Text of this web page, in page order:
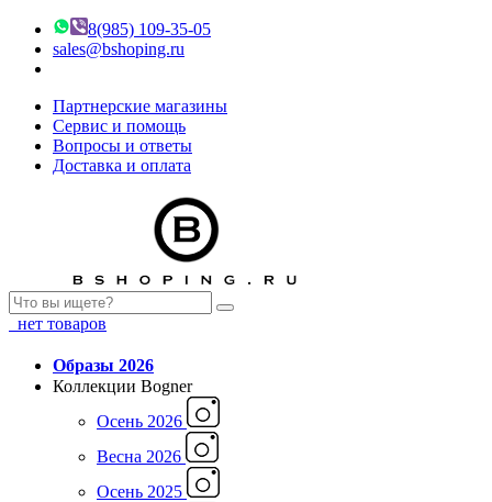
8(985) 109-35-05
sales@bshoping.ru
Партнерские магазины
Сервис и помощь
Вопросы и ответы
Доставка и оплата
нет товаров
Образы 2026
Коллекции Bogner
Осень 2026
Весна 2026
Осень 2025